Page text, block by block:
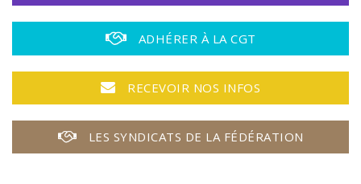
ADHÉRER À LA CGT
RECEVOIR NOS INFOS
LES SYNDICATS DE LA FÉDÉRATION